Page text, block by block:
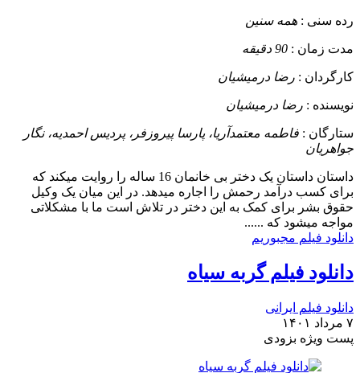
رده سنی : همه سنین
مدت زمان : 90 دقیقه
کارگردان : رضا درمیشیان
نویسنده : رضا درمیشیان
ستارگان : فاطمه معتمدآریا، پارسا پیروزفر، پردیس احمدیه، نگار
جواهریان
داستان
داستان یک دختر بی خانمان 16 ساله را روایت میکند که
برای کسب درآمد رحمش را اجاره میدهد. در این میان یک وکیل
حقوق بشر برای کمک به این دختر در تلاش است ما با مشکلاتی
مواجه میشود که ......
دانلود فیلم مجبوریم
دانلود فیلم گربه سیاه
دانلود فیلم ایرانی
۷ مرداد ۱۴۰۱
پست ويژه بزودی